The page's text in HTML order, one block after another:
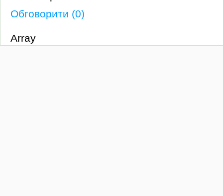
Обговорити (0)
Array